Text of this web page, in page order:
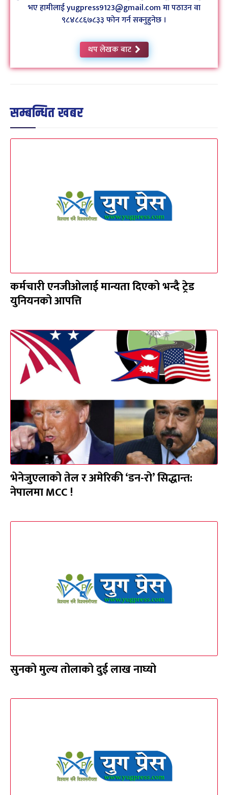
भए हामीलाई yugpress9123@gmail.com मा पठाउन वा
९८४८८६७८३३ फोन गर्न सक्नुहुनेछ ।
थप लेखक बाट
सम्बन्धित खबर
कर्मचारी एनजीओलाई मान्यता दिएको भन्दै ट्रेड
युनियनको आपत्ति
भेनेजुएलाको तेल र अमेरिकी ‘डन-रो’ सिद्धान्त:
नेपालमा MCC !
सुनको मुल्य तोलाको दुई लाख नाघ्यो